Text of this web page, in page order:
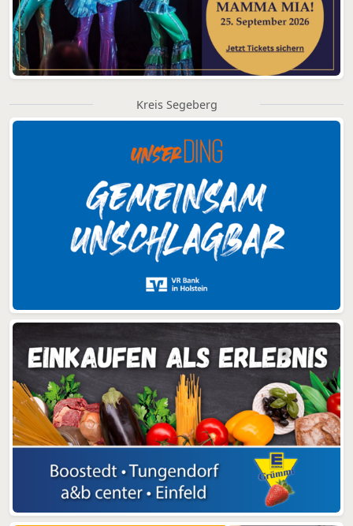
Kreis Segeberg